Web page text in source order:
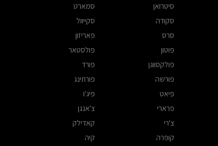
סיטרואן
סמארט
סקודה
סקייוול
סרס
פאריזון
פוטון
פולסטאר
פולקסווגן
פורד
פורשה
פורתינג
פיאט
פיג'ו
פרארי
צ'אנגן
צ'רי
קאדילק
קופרה
קיה